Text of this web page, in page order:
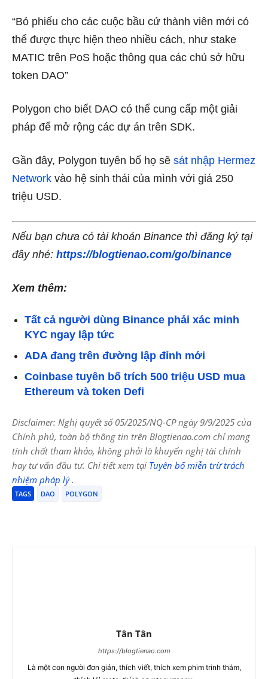
“Bỏ phiếu cho các cuộc bầu cử thành viên mới có
thể được thực hiện theo nhiều cách, như stake
MATIC trên PoS hoặc thông qua các chủ sở hữu
token DAO”
Polygon cho biết DAO có thể cung cấp một giải
pháp để mở rộng các dự án trên SDK.
Gần đây, Polygon tuyên bố họ sẽ sát nhập Hermez
Network vào hệ sinh thái của mình với giá 250
triệu USD.
Nếu bạn chưa có tài khoản Binance thì đăng ký tại
đây nhé: https://blogtienao.com/go/binance
Xem thêm:
Tất cả người dùng Binance phải xác minh
KYC ngay lập tức
ADA đang trên đường lập đỉnh mới
Coinbase tuyên bố trích 500 triệu USD mua
Ethereum và token Defi
Disclaimer: Nghị quyết số 05/2025/NQ-CP ngày 9/9/2025 của
Chính phủ, toàn bộ thông tin trên Blogtienao.com chỉ mang
tính chất tham khảo, không phải là khuyến nghị tài chính
hay tư vấn đầu tư. Chi tiết xem tại Tuyên bố miễn trừ trách
nhiệm pháp lý.
TAGS DAO POLYGON
Tân Tân
https://blogtienao.com
Là một con người đơn giản, thích viết, thích xem phim trinh thám,